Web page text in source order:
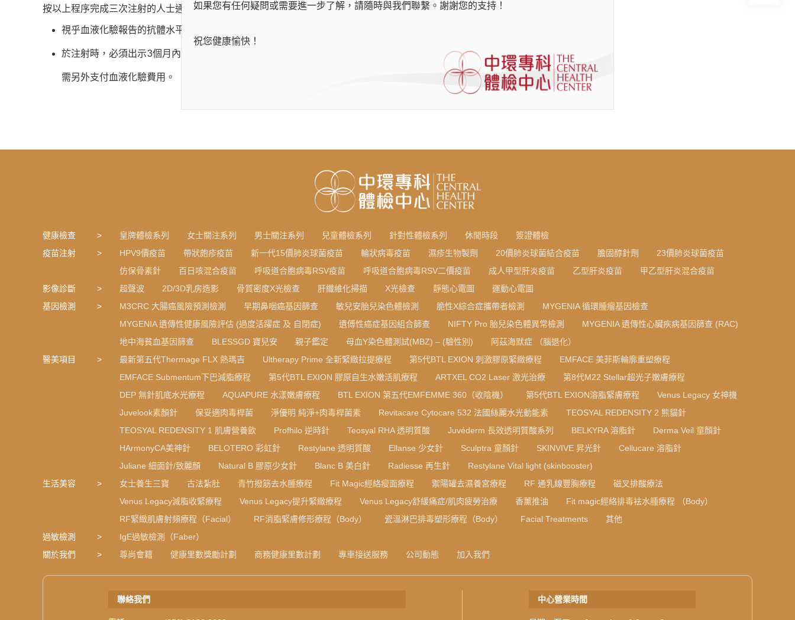
按以上程序完成三次注射的人士通常無須再接受加強劑注射
視乎血液化驗報告的抗體水平，請先諮詢醫生意見，方決定適合注射之劑量。
於注射時，必須出示3個月內的乙型肝炎抗原及抗體測試報告，以確定是否合適接受疫苗注射。如未能出示有效報告，
需另外支付血液化驗費用。
健康檢查 皇牌體檢系列 女士關注系列 男士關注系列 兒童體檢系列 針對性體檢系列 休閒時段
簽證體檢
疫苗注射
HPV9價疫苗 帶狀皰疹疫苗 新一代15價肺炎球菌疫苗 輪狀病毒疫苗 濕疹生物製劑 20價肺炎球菌結合疫苗 膽固醇針劑
23價肺炎球菌疫苗
仿保骨素針
百日咳混合疫苗 呼吸道合胞病毒RSV疫苗 呼吸道合胞病毒RSV二價疫苗 成人甲型肝炎疫苗 乙型肝炎疫苗
甲乙型肝炎混合疫苗
影像診斷
超聲波 2D/3D乳房造影 骨質密度X光檢查 肝纖維化掃描 X光檢查 靜態心電圖
運動心電圖
基因檢測
M3CRC 大腸癌風險預測檢測 早期鼻咽癌基因篩查 敏兒安胎兒染色體檢測 脆性X綜合症攜帶者檢測
MYGENIA 循環腫瘤基因檢查
MYGENIA 遺傳性健康風險評估 (過度活躍症 及 自閉症)
遺傅性癌症基因組合篩查 NIFTY Pro 胎兒染色體異常檢測
MYGENIA 遺傳性心臟疾病基因篩查 (RAC)
地中海貧血基因篩查
BLESSGD 寶兒安 親子鑑定 母血Y染色體測試(MBZ) – (驗性別)
阿茲海默症 （腦退化）
醫美項目
最新第五代Thermage FLX 熱瑪吉 Ultherapy Prime 全新緊緻拉提療程 第5代BTL EXION 刺激膠原緊緻療程
EMFACE 美菲斯輪廓重塑療程
EMFACE Submentum下巴減脂療程
第5代BTL EXION 膠原自生水嫩活肌療程 ARTXEL CO2 Laser 激光治療
第8代M22 Stellar超光子嫩膚療程
DEP 無針肌底水光療程
AQUAPURE 水漾嫩膚療程 BTL EXION 第五代EMFEMME 360（收陰機） 第5代BTL EXION溶脂緊膚療程
Venus Legacy 女神機
Juvelook素顏針
保妥適肉毒桿菌 淨優明 純淨+肉毒桿菌素 Revitacare Cytocare 532 法國絲麗水光動能素
TEOSYAL REDENSITY 2 熊貓針
TEOSYAL REDENSITY 1 肌膚營養飲
Profhilo 逆時針 Teosyal RHA 透明質酸 Juvéderm 長效透明質酸系列 BELKYRA 溶脂針
Derma Veil 童顏針
HArmonyCA美神針
BELOTERO 彩虹針 Restylane 透明質酸 Ellanse 少女針 Sculptra 童顏針 SKINVIVE 昇光針
Cellucare 溶脂針
Juliane 細面針/致麗顏
Natural B 膠原少女針 Blanc B 美白針 Radiesse 再生針
Restylane Vital light (skinbooster)
生活美容
女士養生三寶 古法紮肚 青竹撥筋去水腫療程 Fit Magic經絡瘦面療程 禦陽罐去濕養宮療程 RF 通乳線豐胸療程
磁叉排酸療法
Venus Legacy減脂收緊療程
Venus Legacy提升緊緻療程 Venus Legacy舒緩痛症/肌肉疲勞治療 香薰推油
Fit magic經絡排毒袪水腫療程 （Body）
RF緊緻肌膚射頻療程（Facial）
RF消脂緊膚修形療程（Body） 瓷溫淋巴排毒塑形療程（Body） Facial Treatments
其他
過敏檢測
IgE過敏檢測（Faber）
關於我們
尊尚會籍 健康里數獎勵計劃 商務健康里數計劃 專車接送服務 公司動態 加入我們
聯絡我們 中心營業時間
如果您有任何疑問或需要進一步了解，請隨時與我們聯繫。謝謝您的支持！
祝您健康愉快！